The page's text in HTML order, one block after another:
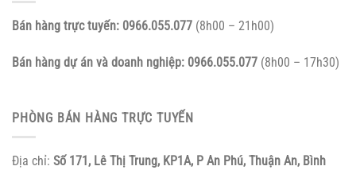
Bán hàng trực tuyến: 0966.055.077 (8h00 – 21h00)
Bán hàng dự án và doanh nghiệp: 0966.055.077 (8h00 – 17h30)
PHÒNG BÁN HÀNG TRỰC TUYẾN
Địa chỉ: Số 171, Lê Thị Trung, KP1A, P An Phú, Thuận An, Bình